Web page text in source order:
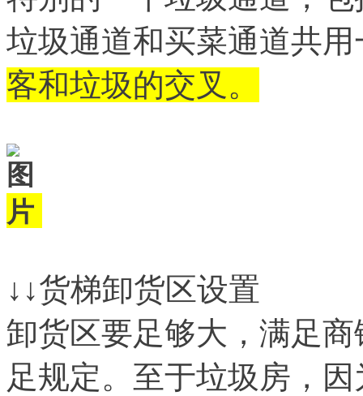
垃圾通道和买菜通道共
客和垃圾的交叉。
↓↓货梯卸货区设置
卸货区要足够大，满足
足规定。至于垃圾房，